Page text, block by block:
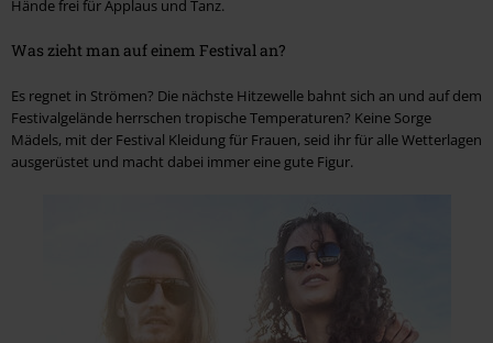
Hände frei für Applaus und Tanz.
Was zieht man auf einem Festival an?
Es regnet in Strömen? Die nächste Hitzewelle bahnt sich an und auf dem
Festivalgelände herrschen tropische Temperaturen? Keine Sorge
Mädels, mit der Festival Kleidung für Frauen, seid ihr für alle Wetterlagen
ausgerüstet und macht dabei immer eine gute Figur.